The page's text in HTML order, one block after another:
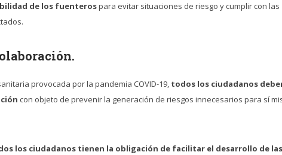
de los fuenterospara evitar situaciones de riesgo y cumplir con las
provocada por la pandemia COVID-19, todos los ciudadanos
con objeto de prevenir la generación de riesgos innecesarios para sí
los ciudadanos tienen la obligación de facilitar el desarrollo de